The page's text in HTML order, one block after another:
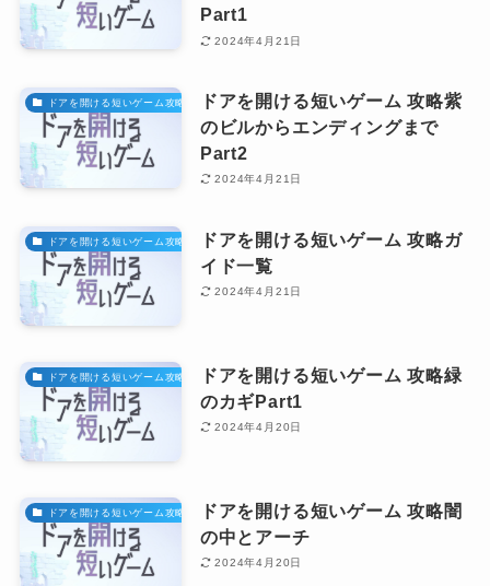
Part1
2024年4月21日
ドアを開ける短いゲーム攻略
ドアを開ける短いゲーム 攻略紫
のビルからエンディングまで
Part2
2024年4月21日
ドアを開ける短いゲーム攻略
ドアを開ける短いゲーム 攻略ガ
イド一覧
2024年4月21日
ドアを開ける短いゲーム攻略
ドアを開ける短いゲーム 攻略緑
のカギPart1
2024年4月20日
ドアを開ける短いゲーム攻略
ドアを開ける短いゲーム 攻略闇
の中とアーチ
2024年4月20日